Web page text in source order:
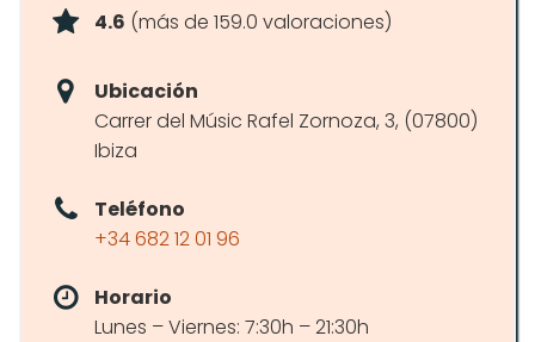
4.6 (más de 159.0 valoraciones)
Ubicación
Carrer del Músic Rafel Zornoza, 3, (07800)
Ibiza
Teléfono
+34 682 12 01 96
Horario
Lunes – Viernes: 7:30h – 21:30h